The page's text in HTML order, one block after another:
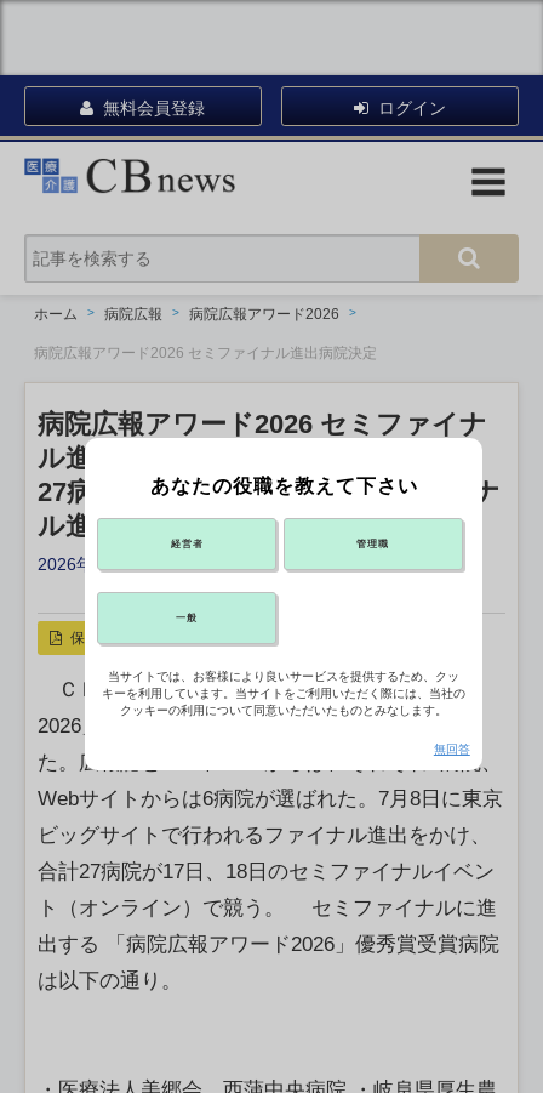
無料会員登録 ログイン
ホーム 病院広報 病院広報アワード2026
病院広報アワード2026 セミファイナル進出病院決定
病院広報アワード2026 セミファイナ
ル進出病院決定
27病院が激戦 視聴者投票でファイナ
ル進出へ
2026年06月02日 11:50
保存
ＣＢｎｅｗｓは2日、 「病院広報アワード
2026」 セミファイナルに進出する病院を決定し
た。広報誌とSNS、VHPからは、それぞれ7病院、
Webサイトからは6病院が選ばれた。7月8日に東京
ビッグサイトで行われるファイナル進出をかけ、
合計27病院が17日、18日のセミファイナルイベン
ト（オンライン）で競う。 セミファイナルに進
出する 「病院広報アワード2026」優秀賞受賞病院
は以下の通り。
あなたの役職を教えて下さい
経営者 管理職
一般
当サイトでは、お客様により良いサービスを提供するため、クッ
キーを利用しています。当サイトをご利用いただく際には、当社の
クッキーの利用について同意いただいたものとみなします。
無回答